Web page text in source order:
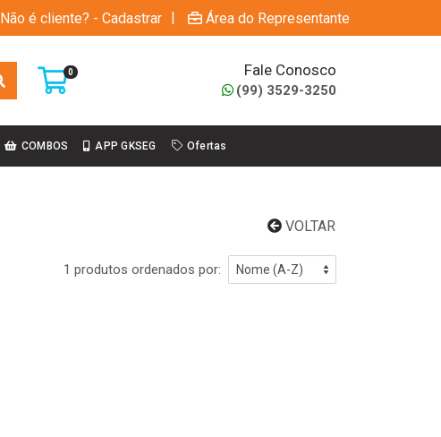
Não é cliente? - Cadastrar | Área do Representante
0 Fale Conosco
(99) 3529-3250
COMBOS APP GKSEG Ofertas
VOLTAR
1 produtos ordenados por: